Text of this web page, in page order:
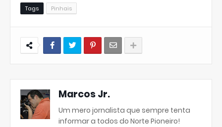
Tags Pinhais
Marcos Jr.
Um mero jornalista que sempre tenta
informar a todos do Norte Pioneiro!